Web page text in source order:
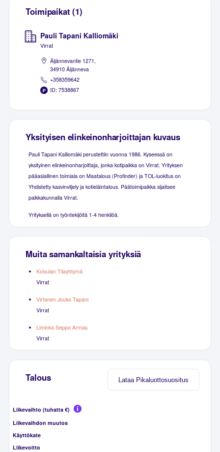
Toimipaikat (1)
Pauli Tapani Kalliomäki
Virrat
Äijännevantie 1271,
34910 Äijänneva
+358359642
ID: 7538867
Yksityisen elinkeinonharjoittajan kuvaus
Pauli Tapani Kalliomäki perustettiin vuonna 1986. Kyseessä on
yksityinen elinkeinonharjoittaja, jonka kotipaikka on Virrat. Yrityksen
pääasiallinen toimiala on Maatalous (Profinder) ja TOL-luokitus on
Yhdistetty kasvinviljely ja kotieläintalous. Päätoimipaikka sijaitsee
paikkakunnalla Virrat.
Yrityksellä on työntekijöitä 1-4 henkilöä.
Muita samankaltaisia yrityksiä
Koivulan Tilayhtymä
Virrat
Virtanen Jouko Tapani
Virrat
Liminka Seppo Armas
Virrat
Lataa Pikaluottosuositus
Talous
Liikevaihto (tuhatta €)
Liikevaihdon muutos
Käyttökate
Liikevoitto